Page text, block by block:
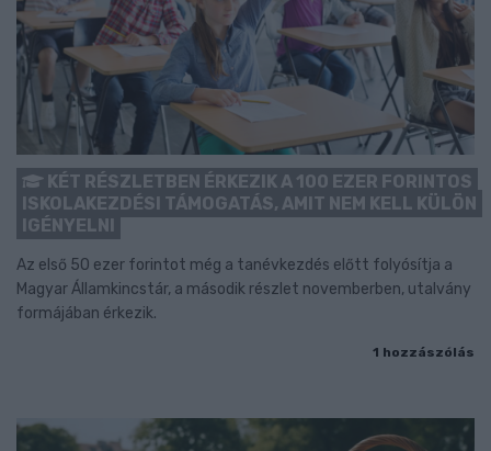
KÉT RÉSZLETBEN ÉRKEZIK A 100 EZER FORINTOS
ISKOLAKEZDÉSI TÁMOGATÁS, AMIT NEM KELL KÜLÖN
IGÉNYELNI
Az első 50 ezer forintot még a tanévkezdés előtt folyósítja a
Magyar Államkincstár, a második részlet novemberben, utalvány
formájában érkezik.
1 hozzászólás